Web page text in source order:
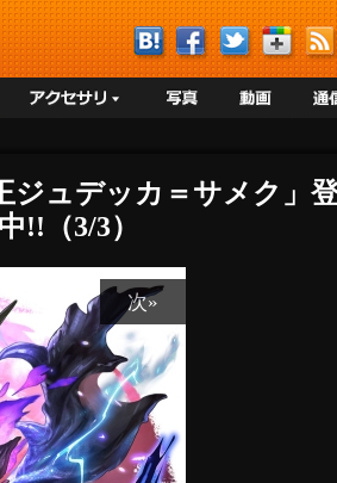
ュデッカ＝サメク」
!!（3/3）
次»